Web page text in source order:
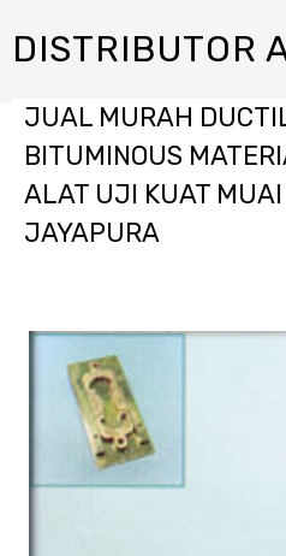
DISTRIBUTOR
JUAL MURAH
BITUMINOUS
ALAT UJI KUAT
JAYAPURA